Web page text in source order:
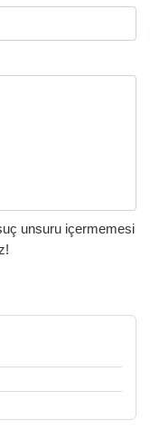
unsuru içermemesi